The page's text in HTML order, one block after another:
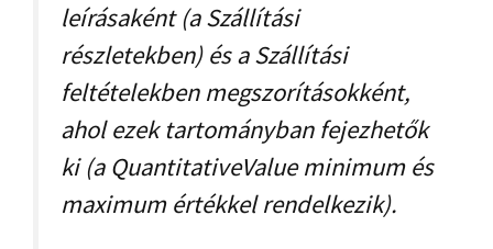
leírásaként (a Szállítási
részletekben) és a Szállítási
feltételekben megszorításokként,
ahol ezek tartományban fejezhetők
ki (a QuantitativeValue minimum és
maximum értékkel rendelkezik).